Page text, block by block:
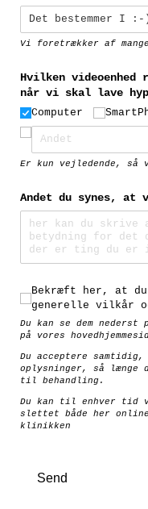
Vi foretrækker af
Hvilken
når vi skal lave
Computer
Er kun vejledende,
Andet du synes, at
Bekræft her, at du
Bekræft her, at
generelle vilkår
Du kan se dem nederst
på vores
Du acceptere
oplysninger, så længe
til behandling.
Du kan til enhver tid
slettet både her
klinikken
Send